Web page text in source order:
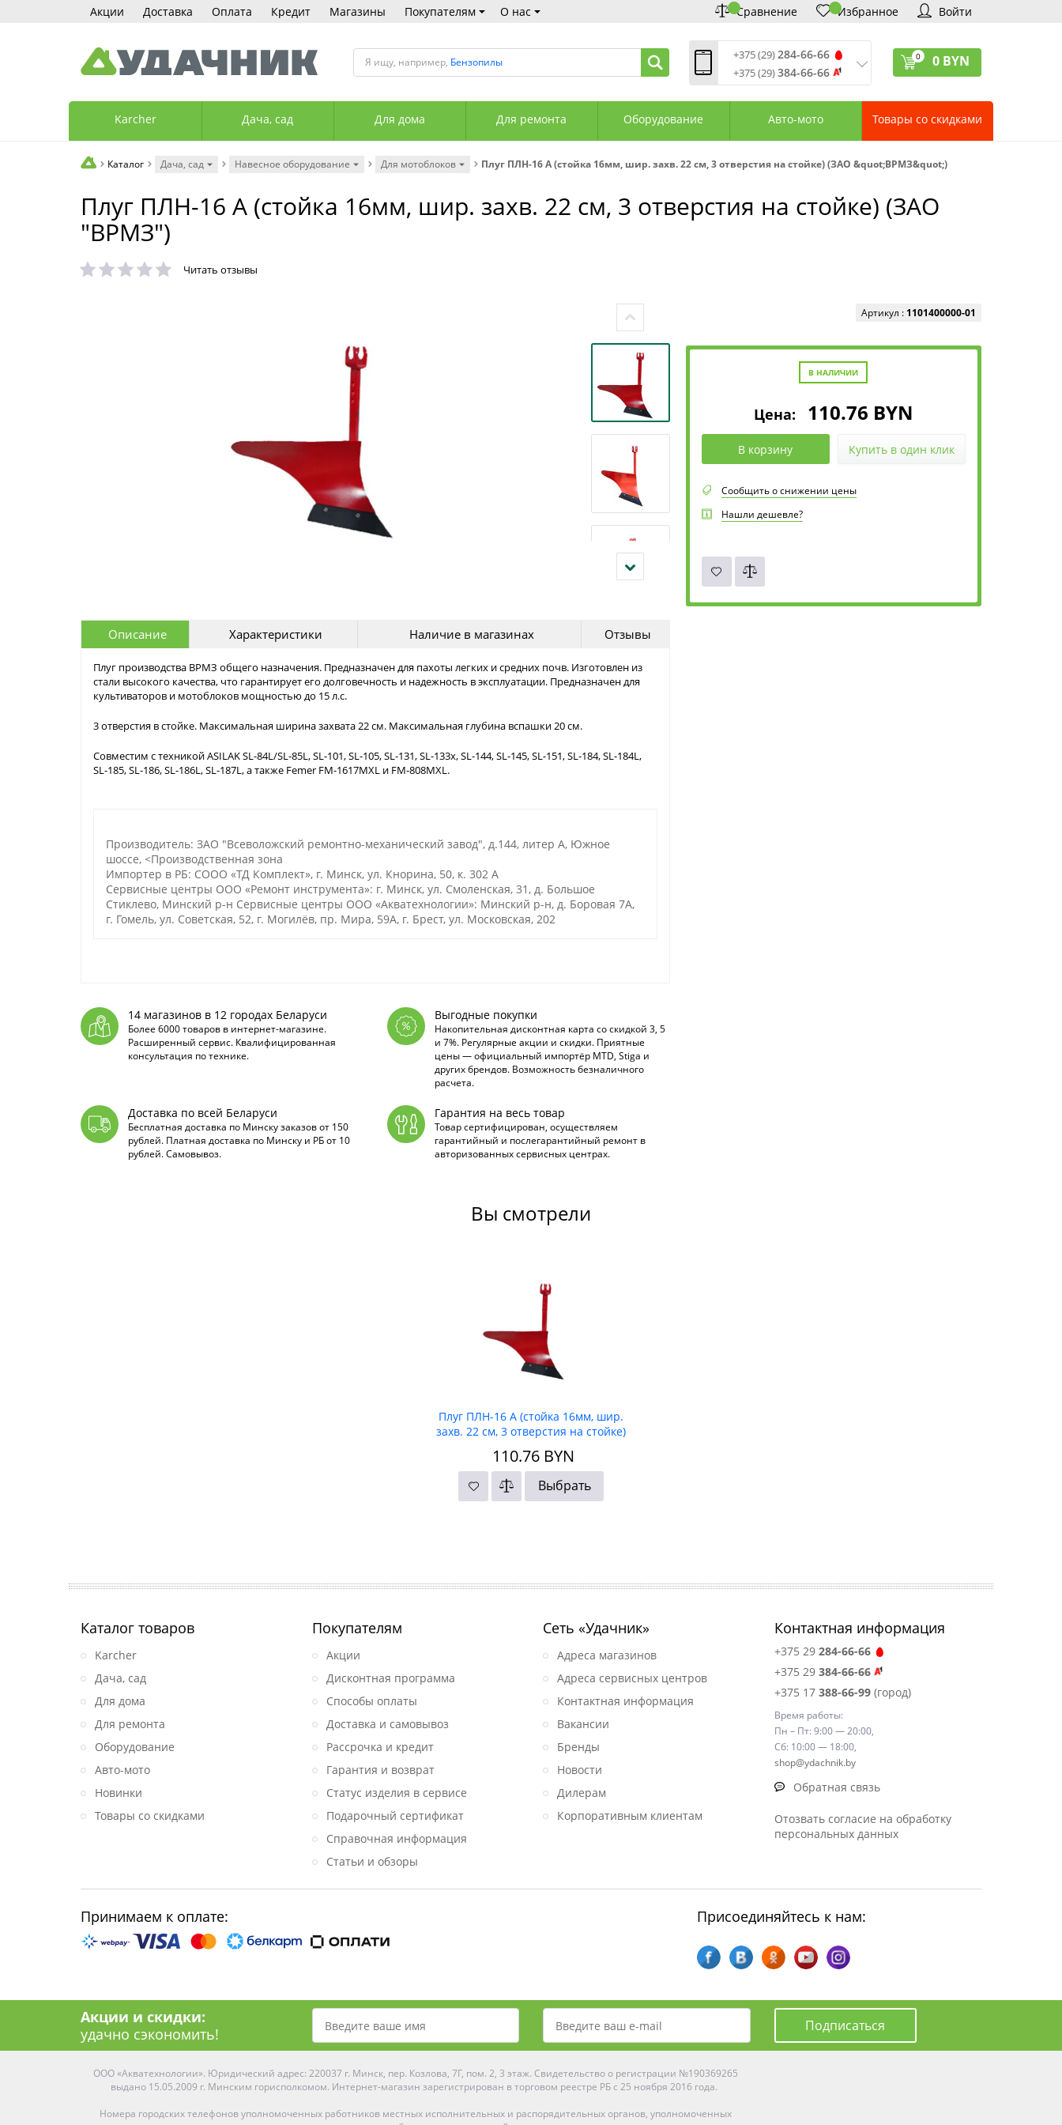
Акции Доставка Оплата Кредит Магазины Покупателям О нас Сравнение Избранное Войти
Я ищу, например, Бензопилы +375 (29)284-66-66
+375 (29)384-66-66
Сб: 10:00—18:00
+375 (17) 388-66-33
Магазины «Удачник»
0 0 BYN
Karcher Дача, сад Для дома Для ремонта Оборудование Авто-мото Товары со скидками
Каталог Дача, сад Навесное оборудование Для мотоблоков Плуг ПЛН-16 А (стойка 16мм, шир. захв. 22 см, 3 отверстия на стойке) (ЗАО &quot;ВРМЗ&quot;)
Плуг ПЛН-16 А (стойка 16мм, шир. захв. 22 см, 3 отверстия на стойке) (ЗАО
"ВРМЗ")
Читать отзывы
Артикул : 1101400000-01
В НАЛИЧИИ
Цена: 110.76 BYN
В корзину Купить в один клик
Сообщить о снижении цены
Нашли дешевле?
Описание Характеристики Наличие в магазинах Отзывы
Плуг производства ВРМЗ общего назначения. Предназначен для пахоты легких и средних почв. Изготовлен из
стали высокого качества, что гарантирует его долговечность и надежность в эксплуатации. Предназначен для
культиваторов и мотоблоков мощностью до 15 л.с.
3 отверстия в стойке. Максимальная ширина захвата 22 см. Максимальная глубина вспашки 20 см.
Совместим с техникой ASILAK SL-84L/SL-85L, SL-101, SL-105, SL-131, SL-133x, SL-144, SL-145, SL-151, SL-184, SL-184L,
SL-185, SL-186, SL-186L, SL-187L, а также Femer FM-1617MXL и FM-808MXL.
Производитель: ЗАО "Всеволожский ремонтно-механический завод", д.144, литер А, Южное
шоссе, <Производственная зона
Импортер в РБ: СООО «ТД Комплект», г. Минск, ул. Кнорина, 50, к. 302 А
Сервисные центры ООО «Ремонт инструмента»: г. Минск, ул. Смоленская, 31, д. Большое
Стиклево, Минский р-н Сервисные центры ООО «Акватехнологии»: Минский р-н, д. Боровая 7А,
г. Гомель, ул. Советская, 52, г. Могилёв, пр. Мира, 59А, г. Брест, ул. Московская, 202
14 магазинов в 12 городах Беларуси
Более 6000 товаров в интернет-магазине.
Расширенный сервис. Квалифицированная
консультация по технике.
Выгодные покупки
Накопительная дисконтная карта со скидкой 3, 5
и 7%. Регулярные акции и скидки. Приятные
цены — официальный импортёр MTD, Stiga и
других брендов. Возможность безналичного
расчета.
Доставка по всей Беларуси
Бесплатная доставка по Минску заказов от 150
рублей. Платная доставка по Минску и РБ от 10
рублей. Самовывоз.
Гарантия на весь товар
Товар сертифицирован, осуществляем
гарантийный и послегарантийный ремонт в
авторизованных сервисных центрах.
Вы смотрели
Плуг ПЛН-16 А (стойка 16мм, шир.
захв. 22 см, 3 отверстия на стойке)
110.76 BYN
Выбрать
Каталог товаров
Karcher
Дача, сад
Для дома
Для ремонта
Оборудование
Авто-мото
Новинки
Товары со скидками
Покупателям
Акции
Дисконтная программа
Способы оплаты
Доставка и самовывоз
Рассрочка и кредит
Гарантия и возврат
Статус изделия в сервисе
Подарочный сертификат
Справочная информация
Статьи и обзоры
Сеть «Удачник»
Адреса магазинов
Адреса сервисных центров
Контактная информация
Вакансии
Бренды
Новости
Дилерам
Корпоративным клиентам
Контактная информация
+375 29 284-66-66
+375 29 384-66-66
+375 17 388-66-99(город)
Время работы:
Пн – Пт: 9:00 — 20:00,
Сб: 10:00 — 18:00,
shop@ydachnik.by
Обратная связь
Отозвать согласие на обработку
персональных данных
Принимаем к оплате: Присоединяйтесь к нам:
Акции и скидки:
удачно сэкономить!
Подписаться
ООО «Акватехнологии». Юридический адрес: 220037 г. Минск, пер. Козлова, 7Г, пом. 2, 3 этаж. Свидетельство о регистрации №190369265
выдано 15.05.2009 г. Минским горисполкомом. Интернет-магазин зарегистрирован в торговом реестре РБ с 25 ноября 2016 года.
Номера городских телефонов уполномоченных работников местных исполнительных и распорядительных органов, уполномоченных